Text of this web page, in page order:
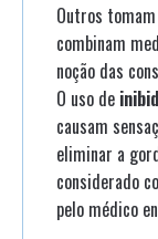
Outros
combinam
noção das
O uso de
causam
eliminar a
considerado
pelo médico